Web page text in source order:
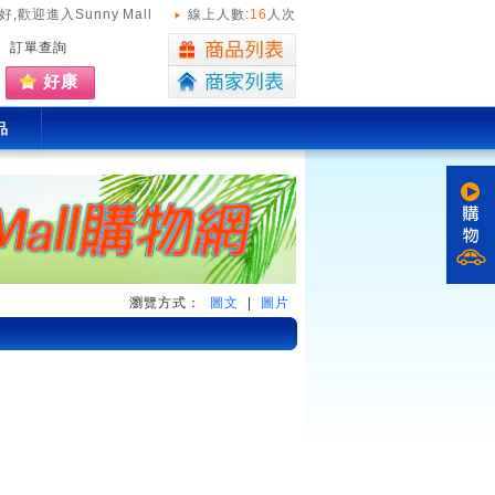
線上人數:16 人次
,歡迎進入Sunny Mall
訂單查詢
好康
瀏覽方式： 圖文 圖片